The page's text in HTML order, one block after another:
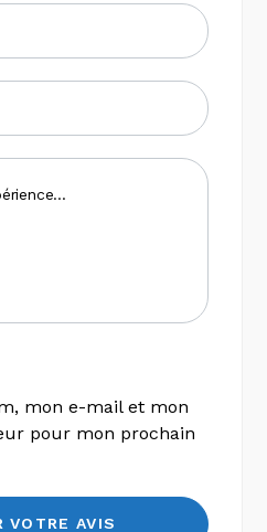
mon e-mail et mon
pour mon prochain